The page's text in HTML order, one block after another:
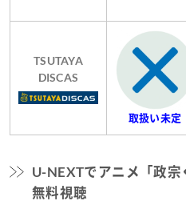
TSUTAYA
DISCAS
取扱い未定
U-NEXTでアニメ「政
無料視聴